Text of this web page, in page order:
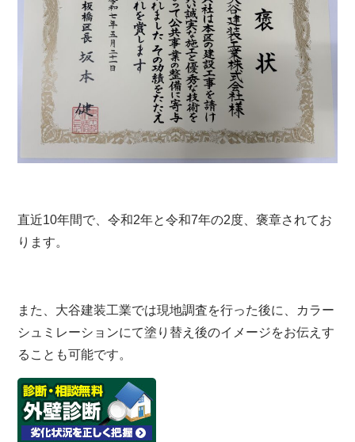
直近10年間で、令和2年と令和7年の2度、褒章されてお
ります。
また、大谷建装工業では現地調査を行った後に、カラー
シュミレーションにて塗り替え後のイメージをお伝えす
ることも可能です。